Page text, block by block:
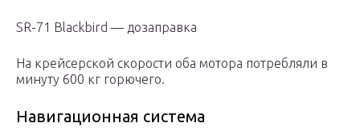
SR-71 Blackbird — дозаправка
На крейсерской скорости оба мотора потребляли в
минуту 600 кг горючего.
Навигационная система